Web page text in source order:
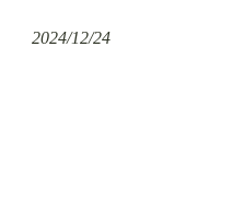
2024/12/24